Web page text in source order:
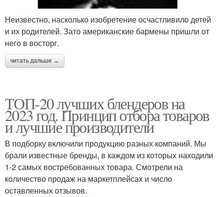
Неизвестно, насколько изобретение осчастливило детей
и их родителей. Зато американские бармены пришли от
него в восторг.
читать дальше →
ТОП-20 лучших блендеров на
2023 год. Принцип отбора товаров
и лучшие производители
В подборку включили продукцию разных компаний. Мы
брали известные бренды, в каждом из которых находили
1-2 самых востребованных товара. Смотрели на
количество продаж на маркетплейсах и число
оставленных отзывов.